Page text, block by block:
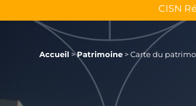
CISN
Accueil >Patrimoine >Carte du